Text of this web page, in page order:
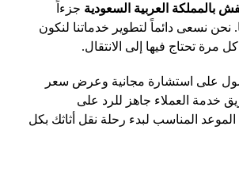
بالمملكة العربية السعودية جزءاً
نسعى دائماً لتطوير خدماتنا لنكون
مرة تحتاج فيها إلى الانتقال.
على استشارة مجانية وعرض سعر
خدمة العملاء جاهز للرد على
الموعد المناسب لبدء رحلة نقل أثاثك بكل